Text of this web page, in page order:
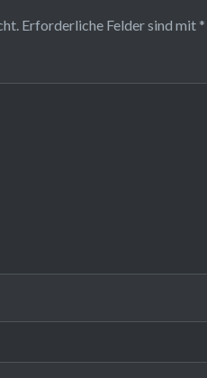
Erforderliche Felder sind mit *